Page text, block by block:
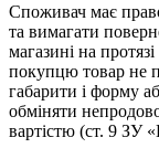
Споживач має
та вимагати
магазині на
покупцю товар не
габарити і форму
обміняти
вартістю (ст. 9 ЗУ